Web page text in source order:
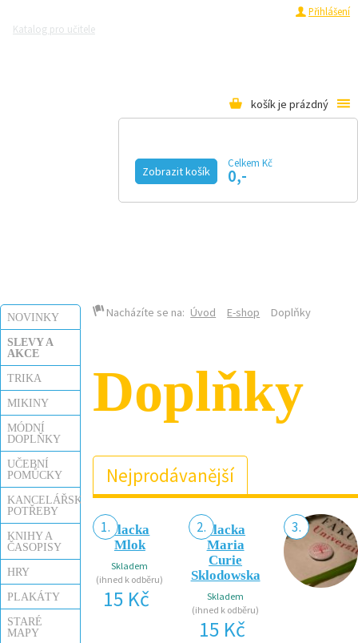
Přihlášení
Katalog pro učitele
košík je prázdný
Zobrazit košík
Celkem Kč
0,-
KALENDÁŘ AKCÍ
MAGAZÍN
NOVINKY
SLEVY A
AKCE
TRIKA
MIKINY
MÓDNÍ
DOPLŇKY
UČEBNÍ
POMŮCKY
KANCELÁŘSKÉ
POTŘEBY
KNIHY A
ČASOPISY
HRY
PLAKÁTY
STARÉ
MAPY
Nacházíte se na: Úvod E-shop Doplňky
Doplňky
Nejprodávanější
1. Placka
Mlok
Skladem
(ihned k odběru)
15 Kč
2. Placka
Maria
Curie
Sklodowska
Skladem
(ihned k odběru)
15 Kč
3.